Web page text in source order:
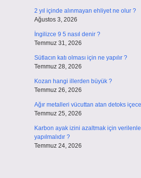
2 yıl içinde alınmayan ehliyet ne olur ?
Ağustos 3, 2026
İngilizce 9 5 nasıl denir ?
Temmuz 31, 2026
Sütlacın katı olması için ne yapılır ?
Temmuz 28, 2026
Kozan hangi illerden büyük ?
Temmuz 26, 2026
Ağır metalleri vücuttan atan detoks
Temmuz 25, 2026
Karbon ayak izini azaltmak için
yapılmalıdır ?
Temmuz 24, 2026